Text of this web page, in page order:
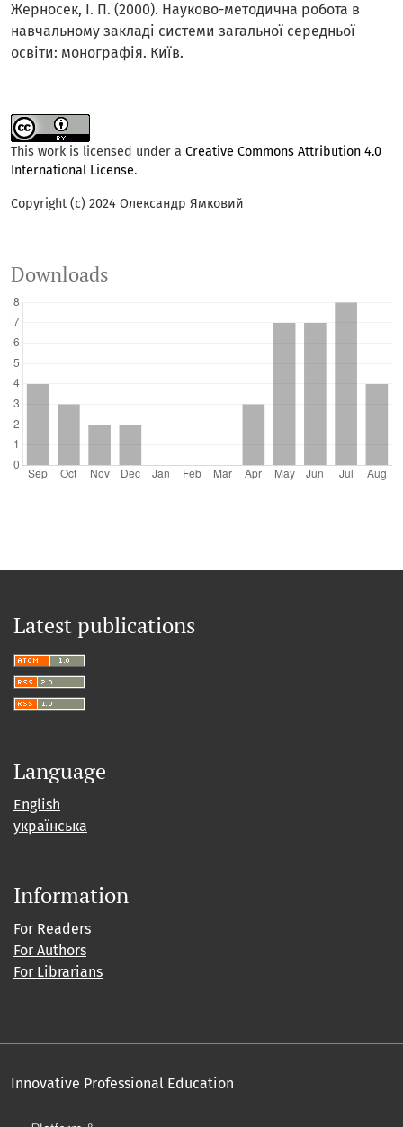
Жерносек, І. П. (2000). Науково-методична робота в
навчальному закладі системи загальної середньої
освіти: монографія. Київ.
This work is licensed under a Creative Commons Attribution 4.0
International License.
Copyright (c) 2024 Олександр Ямковий
Downloads
Latest publications
Language
English
українська
Information
For Readers
For Authors
For Librarians
Innovative Professional Education